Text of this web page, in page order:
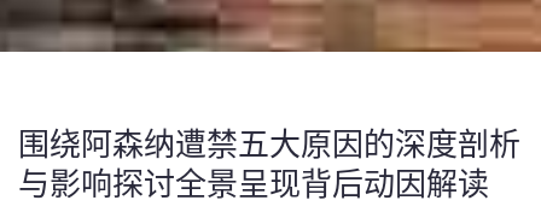
围绕阿森纳遭禁五大原因的深度剖析
与影响探讨全景呈现背后动因解读